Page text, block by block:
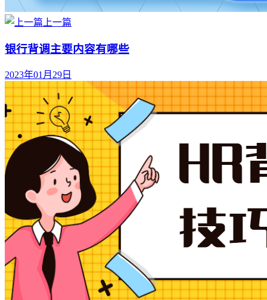
上一篇
银行背调主要内容有哪些
2023年01月29日